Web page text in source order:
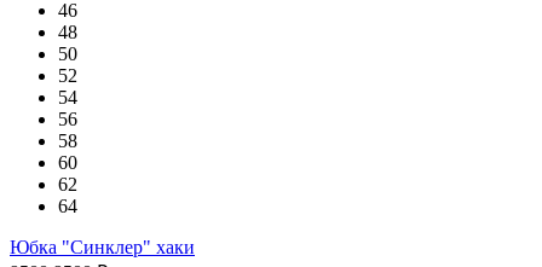
46
48
50
52
54
56
58
60
62
64
Юбка "Синклер" хаки